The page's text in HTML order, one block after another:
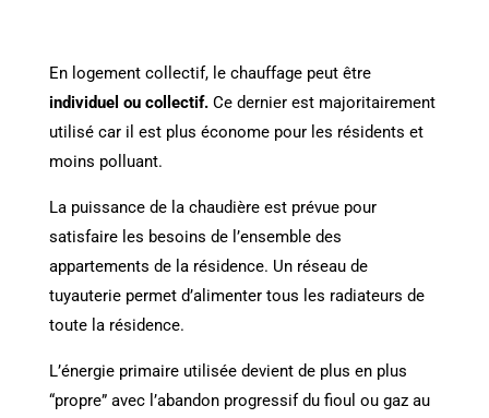
En logement collectif, le chauffage peut être
individuel ou collectif.Ce dernier est majoritairement
utilisé car il est plus économe pour les résidents et
moins polluant.
La puissance de la chaudière est prévue pour
satisfaire les besoins de l’ensemble des
appartements de la résidence. Un réseau de
tuyauterie permet d’alimenter tous les radiateurs de
toute la résidence.
L’énergie primaire utilisée devient de plus en plus
“propre” avec l’abandon progressif du fioul ou gaz au